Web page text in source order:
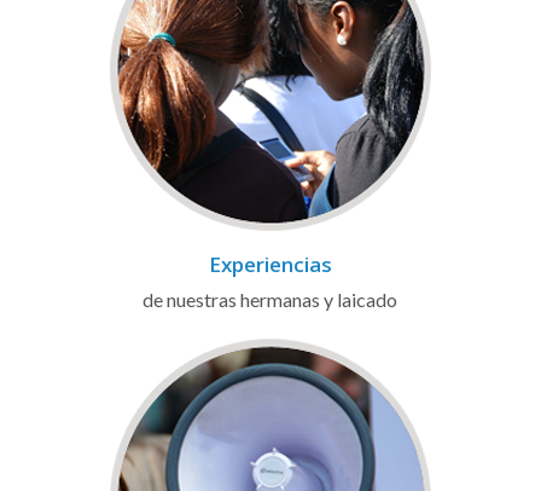
Experiencias
de nuestras hermanas y laicado